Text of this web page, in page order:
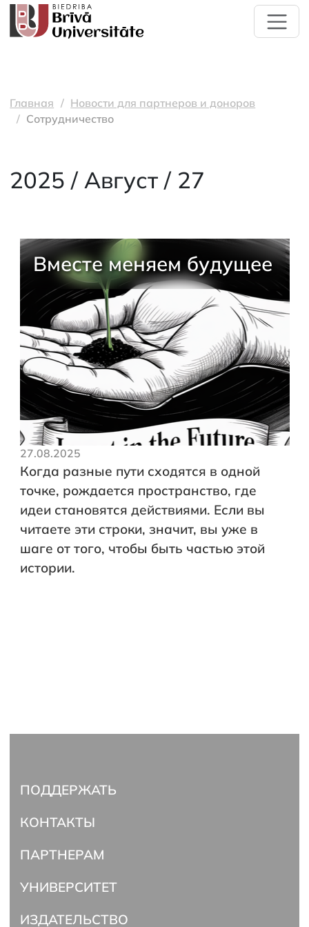
Главная
Новости для партнеров и доноров
Сотрудничество
2025 / Август / 27
Вместе меняем будущее
27.08.2025
Когда разные пути сходятся в одной
точке, рождается пространство, где
идеи становятся действиями. Если вы
читаете эти строки, значит, вы уже в
шаге от того, чтобы быть частью этой
истории.
ПОДДЕРЖАТЬ
КОНТАКТЫ
ПАРТНЕРАМ
УНИВЕРСИТЕТ
ИЗДАТЕЛЬСТВО